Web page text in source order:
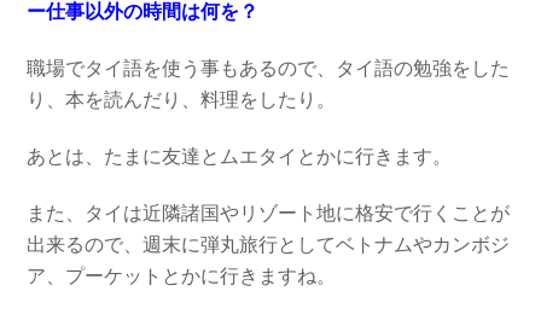
ー仕事以外の時間は何を？
職場でタイ語を使う事もあるので、タイ語の勉強をした
り、本を読んだり、料理をしたり。
あとは、たまに友達とムエタイとかに行きます。
また、タイは近隣諸国やリゾート地に格安で行くことが
出来るので、週末に弾丸旅行としてベトナムやカンボジ
ア、プーケットとかに行きますね。